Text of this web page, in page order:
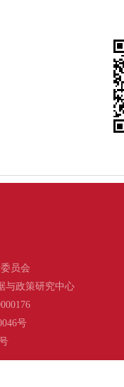
员会
与政策研究中心
号